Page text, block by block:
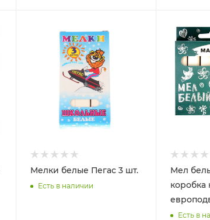
Мелки белые Пегас 3 шт.
Есть в наличии
Мел
коробка
Есть в